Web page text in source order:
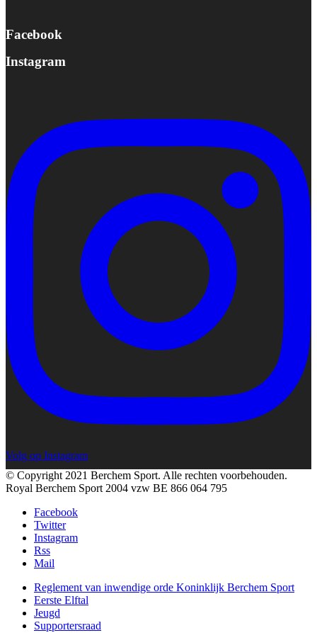
Facebook
Instagram
Volg op Instagram
© Copyright 2021 Berchem Sport. Alle rechten voorbehouden.
Royal Berchem Sport 2004 vzw BE 866 064 795
Facebook
Twitter
Instagram
Rss
Mail
Reglement van inwendige orde Koninklijk Berchem Sport
Eerste Elftal
Jeugd
Supportersraad